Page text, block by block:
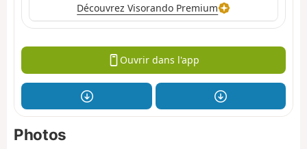
Découvrez Visorando Premium
Ouvrir dans l'app
Photos